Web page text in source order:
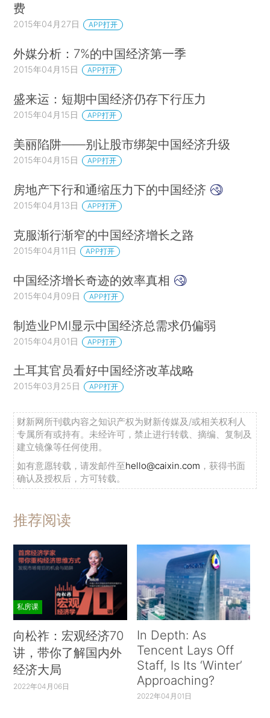
费
2015年04月27日 APP打开
外媒分析：7%的中国经济第一季
2015年04月15日 APP打开
盛来运：短期中国经济仍存下行压力
2015年04月15日 APP打开
美丽陷阱——别让股市绑架中国经济升级
2015年04月15日 APP打开
房地产下行和通缩压力下的中国经济
2015年04月13日 APP打开
克服渐行渐窄的中国经济增长之路
2015年04月11日 APP打开
中国经济增长奇迹的效率真相
2015年04月09日 APP打开
制造业PMI显示中国经济总需求仍偏弱
2015年04月01日 APP打开
土耳其官员看好中国经济改革战略
2015年03月25日 APP打开
财新网所刊载内容之知识产权为财新传媒及/或相关权利人
专属所有或持有。未经许可，禁止进行转载、摘编、复制及
建立镜像等任何使用。
如有意愿转载，请发邮件至hello@caixin.com ，获得书面
确认及授权后，方可转载。
推荐阅读
私房课
向松祚：宏观经济70
讲，带你了解国内外
经济大局
2022年04月06日
In Depth: As
Tencent Lays Off
Staff, Is Its ‘Winter’
Approaching?
2022年04月01日